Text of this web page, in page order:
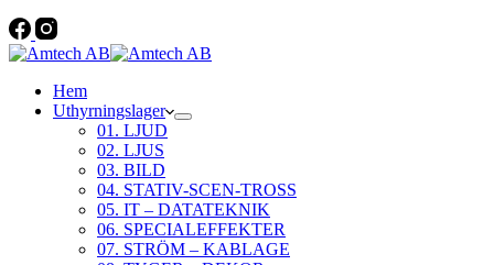
Hem
Uthyrningslager
01. LJUD
02. LJUS
03. BILD
04. STATIV-SCEN-TROSS
05. IT – DATATEKNIK
06. SPECIALEFFEKTER
07. STRÖM – KABLAGE